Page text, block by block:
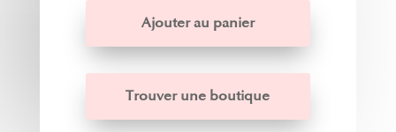
Ajouter au panier
Trouver une boutique